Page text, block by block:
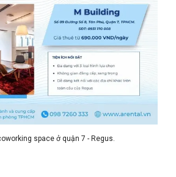
space ở quận 7 - Regus.